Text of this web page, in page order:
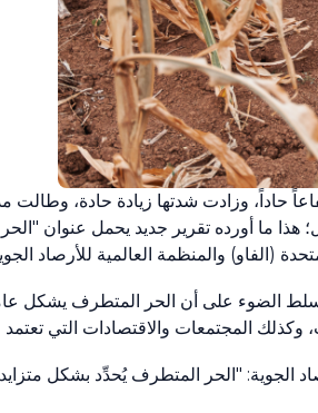
وزادت شدتها زيادة حادة، وطالت
هذا ما أورده تقرير جديد يحمل عنوان
(الفاو) والمنظمة العالمية للأرصاد
يسلط الضوء على أن الحر المتطرف يشكل
وكذلك المجتمعات والاقتصادات التي تعتمد
الجوية: "الحر المتطرف يُحدِّد بشكل